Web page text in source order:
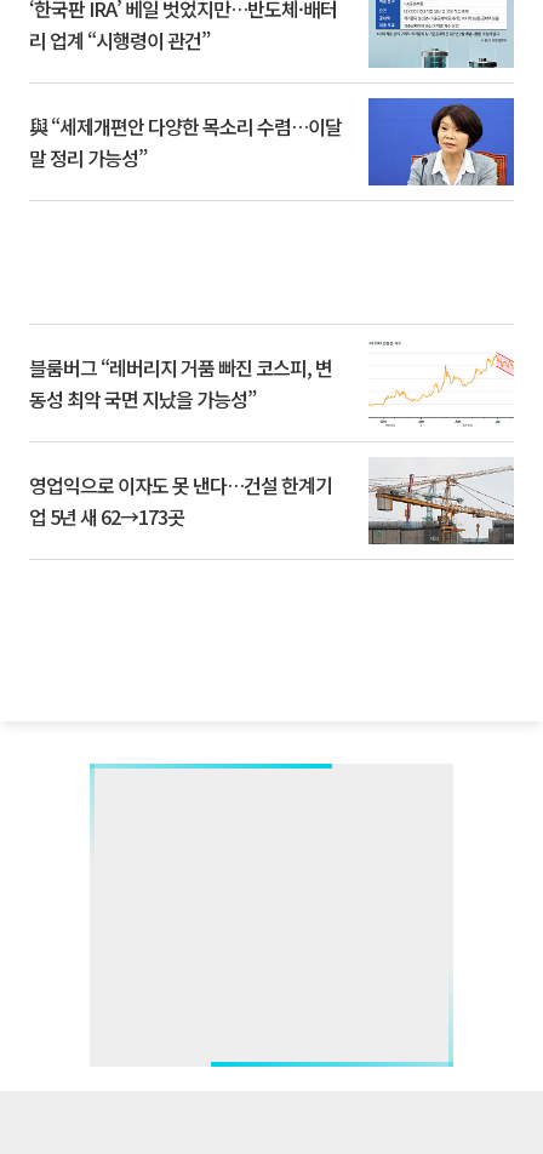
‘한국판 IRA’ 베일 벗었지만…반도체·배터
리 업계 “시행령이 관건”
與 “세제개편안 다양한 목소리 수렴…이달
말 정리 가능성”
블룸버그 “레버리지 거품 빠진 코스피, 변
동성 최악 국면 지났을 가능성”
영업익으로 이자도 못 낸다…건설 한계기
업 5년 새 62→173곳